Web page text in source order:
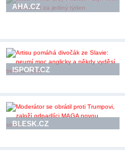
AHA.CZ
ISPORT.CZ
BLESK.CZ